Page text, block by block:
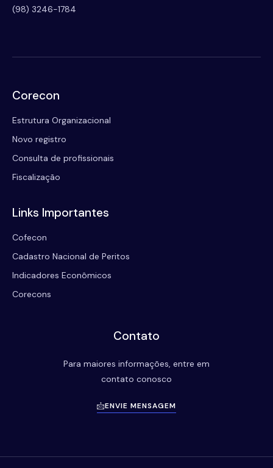
(98) 3246-1784
Corecon
Estrutura Organizacional
Novo registro
Consulta de profissionais
Fiscalização
Links Importantes
Cofecon
Cadastro Nacional de Peritos
Indicadores Econômicos
Corecons
Contato
Para maiores informações, entre em
contato conosco
ENVIE MENSAGEM